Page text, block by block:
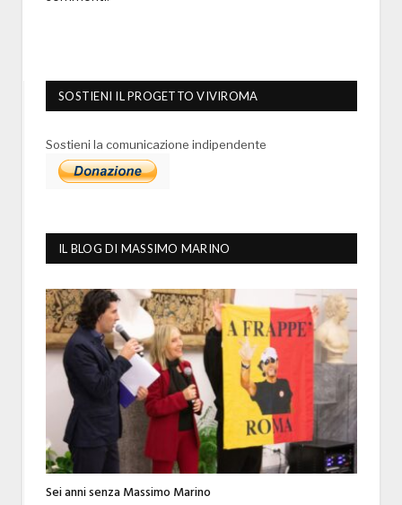
SOSTIENI IL PROGETTO VIVIROMA
Sostieni la comunicazione indipendente
IL BLOG DI MASSIMO MARINO
Sei anni senza Massimo Marino